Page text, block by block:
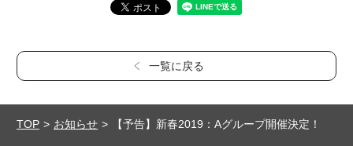
一覧に戻る
TOP お知らせ 【予告】新春2019：Aグループ開催決定！